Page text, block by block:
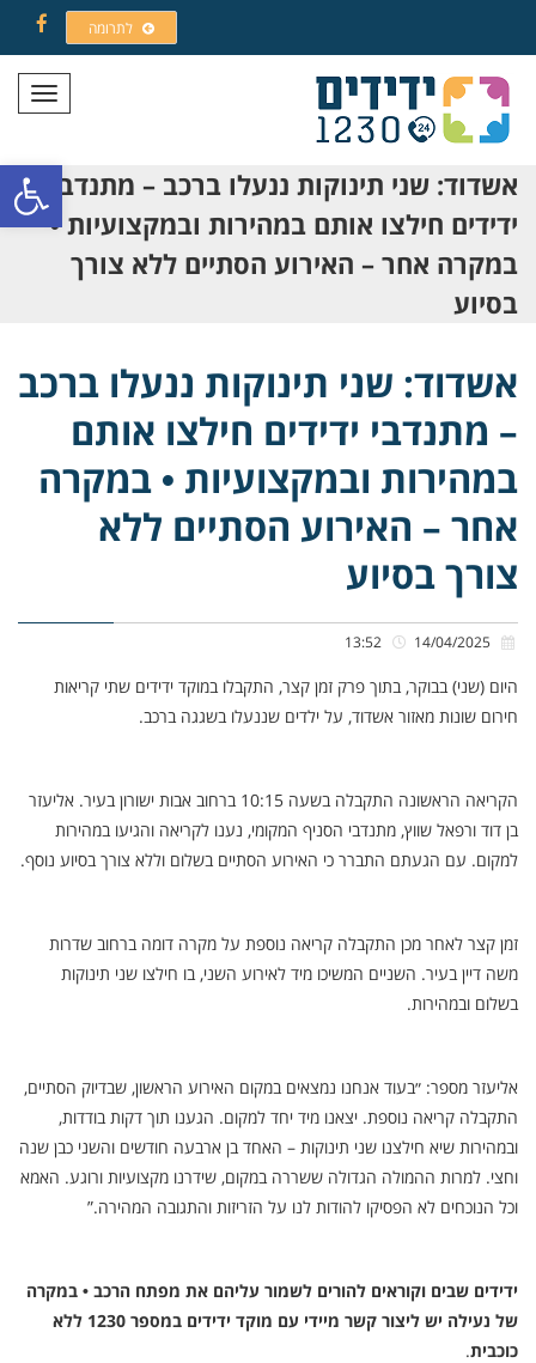
פתח
לתרומה
תפריט
אשדוד: שני תינוקות ננעלו ברכב – מתנדבי
ידידים חילצו אותם במהירות ובמקצועיות •
במקרה אחר – האירוע הסתיים ללא צורך
בסיוע
אשדוד: שני תינוקות ננעלו ברכב
– מתנדבי ידידים חילצו אותם
במהירות ובמקצועיות • במקרה
אחר – האירוע הסתיים ללא
צורך בסיוע
היום (שני) בבוקר, בתוך פרק זמן קצר, התקבלו במוקד ידידים שתי קריאות
חירום שונות מאזור אשדוד, על ילדים שננעלו בשגגה ברכב.
הקריאה הראשונה התקבלה בשעה 10:15 ברחוב אבות ישורון בעיר. אליעזר
בן דוד ורפאל שווץ, מתנדבי הסניף המקומי, נענו לקריאה והגיעו במהירות
למקום. עם הגעתם התברר כי האירוע הסתיים בשלום וללא צורך בסיוע נוסף.
זמן קצר לאחר מכן התקבלה קריאה נוספת על מקרה דומה ברחוב שדרות
משה דיין בעיר. השניים המשיכו מיד לאירוע השני, בו חילצו שני תינוקות
בשלום ובמהירות.
אליעזר מספר: ״בעוד אנחנו נמצאים במקום האירוע הראשון, שבדיוק הסתיים,
התקבלה קריאה נוספת. יצאנו מיד יחד למקום. הגענו תוך דקות בודדות,
ובמהירות שיא חילצנו שני תינוקות – האחד בן ארבעה חודשים והשני כבן שנה
וחצי. למרות ההמולה הגדולה ששררה במקום, שידרנו מקצועיות ורוגע. האמא
וכל הנוכחים לא הפסיקו להודות לנו על הזריזות והתגובה המהירה.”
ידידים שבים וקוראים להורים לשמור עליהם את מפתח הרכב • במקרה
של נעילה יש ליצור קשר מיידי עם מוקד ידידים במספר 1230 ללא
כוכבית.